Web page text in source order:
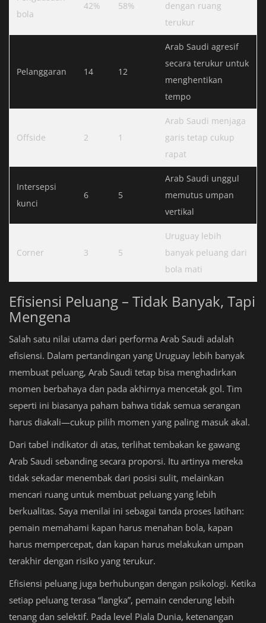
bola
42% 58%
dengan ruang
terukur
Pelanggaran 14 12
Arab Saudi agresif
secara terukur untuk
menghentikan
tempo
Offside 2 1
Arab Saudi menjaga
garis tetap cukup
rapat
Intersepsi
kunci
6 5
Arab Saudi unggul
memutus umpan
vertikal
Corner 3 5
Uruguay lebih
banyak peluang dari
bola mati
Efisiensi Peluang – Tidak Banyak, Tapi
Mengena
Salah satu nilai utama dari performa Arab Saudi adalah
efisiensi. Dalam pertandingan yang Uruguay lebih banyak
membuat peluang, Arab Saudi tetap bisa menghadirkan
momen berbahaya dan pada akhirnya mencetak gol. Tim
seperti ini biasanya paham bahwa tidak semua serangan
harus diakali—cukup pilih momen yang paling masuk akal.
Dari tabel indikator di atas, terlihat tembakan ke gawang
Arab Saudi sebanding secara proporsi. Itu artinya mereka
tidak sekadar menembak dari posisi sulit, melainkan
mencari ruang untuk membuat peluang yang lebih
berkualitas. Saya menilai ini sebagai tanda proses latihan:
pemain memahami kapan harus menahan bola, kapan
harus mempercepat, dan kapan harus melakukan umpan
terakhir dengan risiko yang terukur.
Efisiensi peluang juga berhubungan dengan psikologi. Ketika
setiap peluang terasa “langka”, pemain cenderung lebih
tenang dan selektif. Pada level Piala Dunia, ketenangan